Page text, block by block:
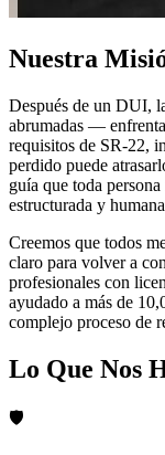
Nuestra
Después de un DUI,
abrumadas —
requisitos de SR-22,
perdido puede
guía que toda
estructurada y
Creemos que todos
claro para volver a
profesionales con
ayudado a más de
complejo proceso de
Lo Que Nos
🛡️